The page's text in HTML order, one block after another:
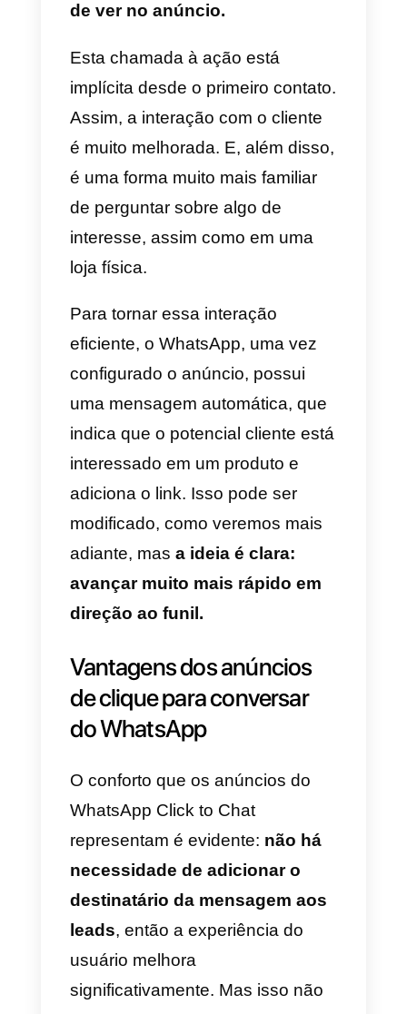
que com um link; trata-se de
anúncios
do WhatsApp Click
Chat. Eles diferem dos links
porque, como o nome indica,
redirecionam o usuário por
Essa distinção é importante
porque os anúncios podem estar
no Facebook, emSpotify ou no
TikTok . Pergunta que um
interessado pode clicar nele e
iniciar o chat com a empresa. O
produto ou serviço estimula uma
usuário:o cliente quer
perguntar sobre o que acabou
Esta chamada à ação está
implícita desde o primeiro
é muito melhorada. E, além
é uma forma muito mais familiar
de perguntar sobre algo de